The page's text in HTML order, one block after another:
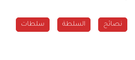
نصائح السلطة سلطات